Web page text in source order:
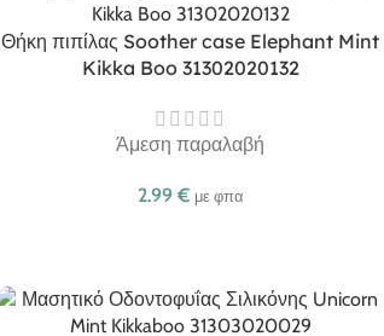
Θήκη πιπίλας Soother case Elephant Mint
Kikka Boo 31302020132
Άμεση παραλαβή
2.99 € με φπα